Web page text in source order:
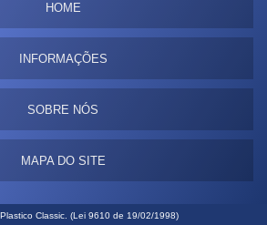
HOME
INFORMAÇÕES
SOBRE NÓS
MAPA DO SITE
Classic. (Lei 9610 de 19/02/1998)